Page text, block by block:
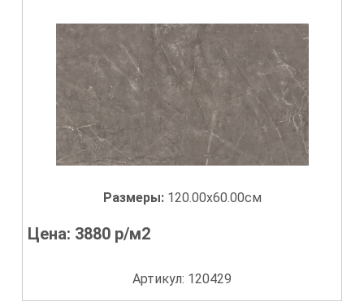
Размеры: 120.00x60.00см
Цена: 3880 р/м2
Артикул: 120429